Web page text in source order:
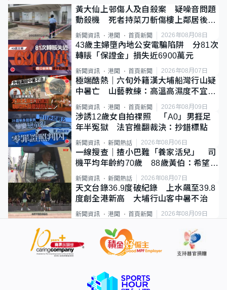
黃大仙上邨傷人及自殺案 疑噪音問題
動殺機 死者持菜刀斬傷樓上鄰居後墮
斃
新聞資訊 港聞 首頁新聞 2026年08月08日
43歲主婦墮內地公安電騙陷阱 分81次
轉賬「保證金」損失近6900萬元
新聞資訊 港聞 首頁新聞 2026年08月07日
極端酷熱｜六旬外籍漢大埔船灣行山疑
中暑亡 山藝教練：高溫高濕度不宜遠
新聞資訊 港聞 首頁新聞 2026年08月09日
涉誘12歲女自拍祼照 「A0」男捱足
年半冤獄 法官推翻裁決：抄錯標點
新聞資訊 新聞熱話 2026年08月06日
一線搜查｜揸小巴難「養家活兒」 司
機平均年齡約70歲 88歲黃伯：希望一
直揸落去
新聞資訊 新聞熱話 2026年08月07日
天文台錄36.9度破紀錄 上水飆至39.8
度創全港新高 大埔行山客中暑不治
新聞資訊 港聞 首頁新聞 2026年08月09日